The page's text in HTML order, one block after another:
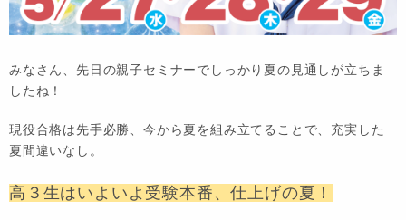
みなさん、先日の親子セミナーでしっかり夏の見通しが立ちま
したね！
現役合格は先手必勝、今から夏を組み立てることで、充実した
夏間違いなし。
高３生はいよいよ受験本番、仕上げの夏！